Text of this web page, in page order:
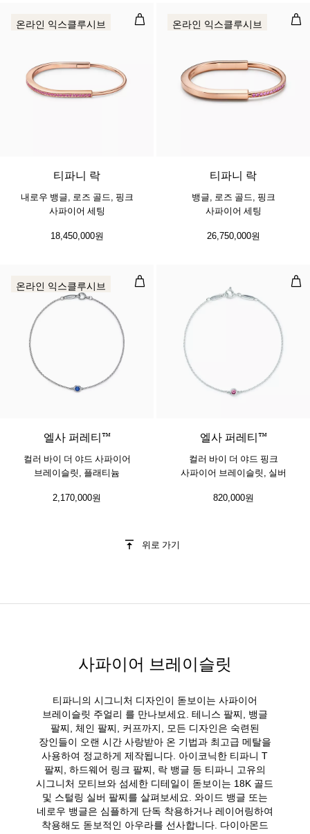
내로우 뱅글, 로즈 골드, 핑크 사파
온라인 익스클루시브
티파니 락
내로우 뱅글, 로즈 골드, 핑크
사파이어 세팅
18,450,000원
뱅
온라인 익스클루시브
티파니 락
뱅글, 로즈 골드, 핑크
사파이어 세팅
26,750,000원
컬러 바이 더 야드 사파이어 브레이
2 소재
온라인 익스클루시브
엘사 퍼레티™
컬러 바이 더 야드 사파이어
브레이슬릿, 플래티늄
2,170,000원
컬
엘사 퍼레티™
컬러 바이 더 야드 핑크
사파이어 브레이슬릿, 실버
820,000원
위로 가기
사파이어 브레이슬릿
티파니의 시그니처 디자인이 돋보이는 사파이어
브레이슬릿 주얼리 를 만나보세요. 테니스 팔찌, 뱅글
팔찌, 체인 팔찌, 커프까지, 모든 디자인은 숙련된
장인들이 오랜 시간 사랑받아 온 기법과 최고급 메탈을
사용하여 정교하게 제작됩니다. 아이코닉한 티파니 T
팔찌, 하드웨어 링크 팔찌, 락 뱅글 등 티파니 고유의
시그니처 모티브와 섬세한 디테일이 돋보이는 18K 골드
및 스털링 실버 팔찌를 살펴보세요. 와이드 뱅글 또는
네로우 뱅글은 심플하게 단독 착용하거나 레이어링하여
착용해도 돋보적인 아우라를 선사합니다. 다이아몬드